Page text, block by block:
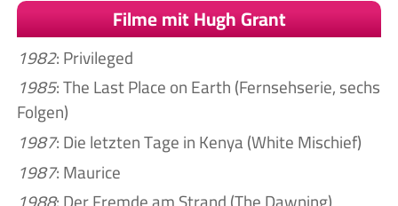
Filme mit Hugh Grant
1982: Privileged
1985: The Last Place on Earth (Fernsehserie, sechs
Folgen)
1987: Die letzten Tage in Kenya (White Mischief)
1987: Maurice